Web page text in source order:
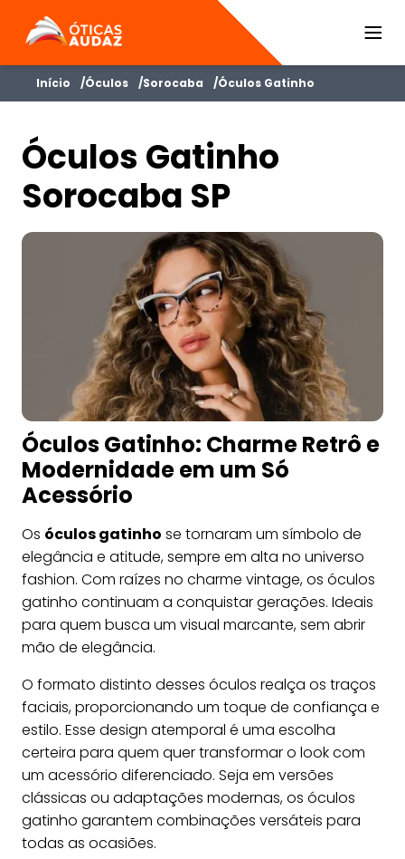
ÓTICAS AUDAZ
Início Óculos Sorocaba Óculos Gatinho
Óculos Gatinho
Sorocaba SP
Óculos Gatinho: Charme Retrô e
Modernidade em um Só
Acessório
Os óculos gatinho se tornaram um símbolo de
elegância e atitude, sempre em alta no universo
fashion. Com raízes no charme vintage, os óculos
gatinho continuam a conquistar gerações. Ideais
para quem busca um visual marcante, sem abrir
mão de elegância.
O formato distinto desses óculos realça os traços
faciais, proporcionando um toque de confiança e
estilo. Esse design atemporal é uma escolha
certeira para quem quer transformar o look com
um acessório diferenciado. Seja em versões
clássicas ou adaptações modernas, os óculos
gatinho garantem combinações versáteis para
todas as ocasiões.